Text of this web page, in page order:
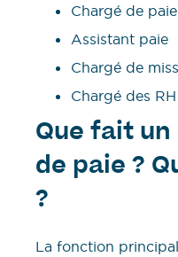
Chargé de paie
Assistant paie
Chargé de
Chargé des
Que fait
de paie ?
?
La fonction